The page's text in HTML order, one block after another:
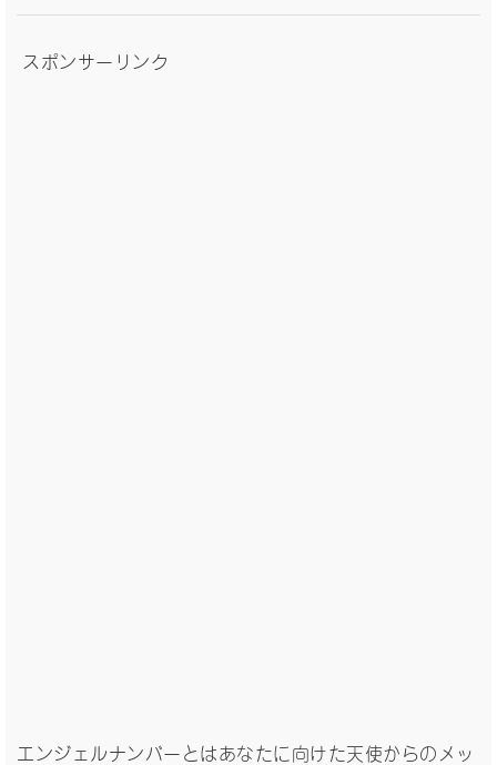
スポンサーリンク
エンジェルナンバーとはあなたに向けた天使からのメッ